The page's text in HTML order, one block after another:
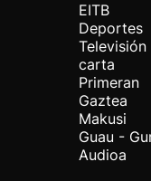
EITB
Deportes
Televisión
carta
Primeran
Gaztea
Makusi
Guau -
Audioa